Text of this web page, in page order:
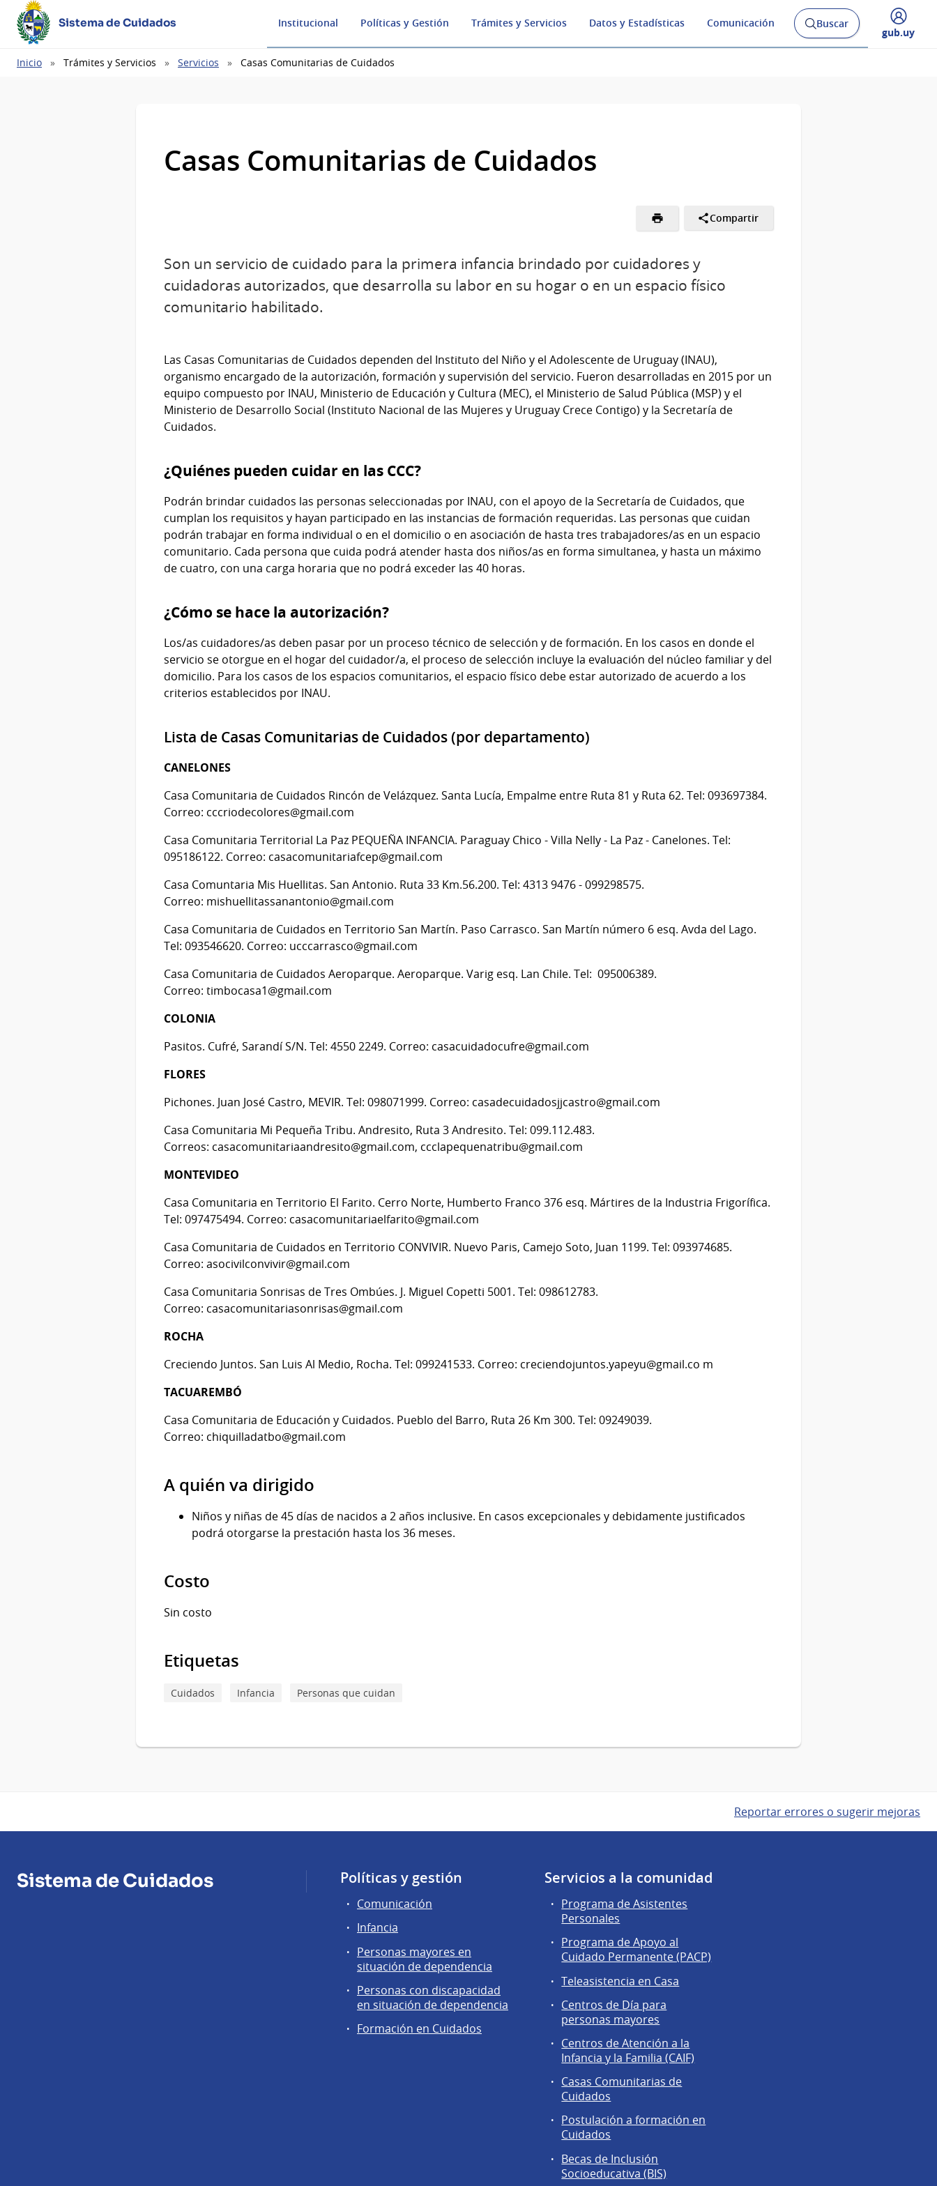
Sistema de Cuidados Institucional Políticas y Gestión Trámites y Servicios Datos y Estadísticas Comunicación
Abrir
buscador
Buscar
Desplegar
gub.uy
Ruta
Inicio Trámites y Servicios Servicios Casas Comunitarias de Cuidados
Casas Comunitarias de Cuidados
Compartir
Son un servicio de cuidado para la primera infancia brindado por cuidadores y
cuidadoras autorizados, que desarrolla su labor en su hogar o en un espacio físico
comunitario habilitado.
Las Casas Comunitarias de Cuidados dependen del Instituto del Niño y el Adolescente de Uruguay (INAU),
organismo encargado de la autorización, formación y supervisión del servicio. Fueron desarrolladas en 2015 por un
equipo compuesto por INAU, Ministerio de Educación y Cultura (MEC), el Ministerio de Salud Pública (MSP) y el
Ministerio de Desarrollo Social (Instituto Nacional de las Mujeres y Uruguay Crece Contigo) y la Secretaría de
Cuidados.
¿Quiénes pueden cuidar en las CCC?
Podrán brindar cuidados las personas seleccionadas por INAU, con el apoyo de la Secretaría de Cuidados, que
cumplan los requisitos y hayan participado en las instancias de formación requeridas. Las personas que cuidan
podrán trabajar en forma individual o en el domicilio o en asociación de hasta tres trabajadores/as en un espacio
comunitario. Cada persona que cuida podrá atender hasta dos niños/as en forma simultanea, y hasta un máximo
de cuatro, con una carga horaria que no podrá exceder las 40 horas.
¿Cómo se hace la autorización?
Los/as cuidadores/as deben pasar por un proceso técnico de selección y de formación. En los casos en donde el
servicio se otorgue en el hogar del cuidador/a, el proceso de selección incluye la evaluación del núcleo familiar y del
domicilio. Para los casos de los espacios comunitarios, el espacio físico debe estar autorizado de acuerdo a los
criterios establecidos por INAU.
Lista de Casas Comunitarias de Cuidados (por departamento)
CANELONES
Casa Comunitaria de Cuidados Rincón de Velázquez. Santa Lucía, Empalme entre Ruta 81 y Ruta 62. Tel: 093697384.
Correo: cccriodecolores@gmail.com
Casa Comunitaria Territorial La Paz PEQUEÑA INFANCIA. Paraguay Chico - Villa Nelly - La Paz - Canelones. Tel:
095186122. Correo: casacomunitariafcep@gmail.com
Casa Comuntaria Mis Huellitas. San Antonio. Ruta 33 Km.56.200. Tel: 4313 9476 - 099298575.
Correo: mishuellitassanantonio@gmail.com
Casa Comunitaria de Cuidados en Territorio San Martín. Paso Carrasco. San Martín número 6 esq. Avda del Lago.
Tel: 093546620. Correo: ucccarrasco@gmail.com
Casa Comunitaria de Cuidados Aeroparque. Aeroparque. Varig esq. Lan Chile. Tel: 095006389.
Correo: timbocasa1@gmail.com
COLONIA
Pasitos. Cufré, Sarandí S/N. Tel: 4550 2249. Correo: casacuidadocufre@gmail.com
FLORES
Pichones. Juan José Castro, MEVIR. Tel: 098071999. Correo: casadecuidadosjjcastro@gmail.com
Casa Comunitaria Mi Pequeña Tribu. Andresito, Ruta 3 Andresito. Tel: 099.112.483.
Correos: casacomunitariaandresito@gmail.com, ccclapequenatribu@gmail.com
MONTEVIDEO
Casa Comunitaria en Territorio El Farito. Cerro Norte, Humberto Franco 376 esq. Mártires de la Industria Frigorífica.
Tel: 097475494. Correo: casacomunitariaelfarito@gmail.com
Casa Comunitaria de Cuidados en Territorio CONVIVIR. Nuevo Paris, Camejo Soto, Juan 1199. Tel: 093974685.
Correo: asocivilconvivir@gmail.com
Casa Comunitaria Sonrisas de Tres Ombúes. J. Miguel Copetti 5001. Tel: 098612783.
Correo: casacomunitariasonrisas@gmail.com
ROCHA
Creciendo Juntos. San Luis Al Medio, Rocha. Tel: 099241533. Correo: creciendojuntos.yapeyu@gmail.co m
TACUAREMBÓ
Casa Comunitaria de Educación y Cuidados. Pueblo del Barro, Ruta 26 Km 300. Tel: 09249039.
Correo: chiquilladatbo@gmail.com
A quién va dirigido
Niños y niñas de 45 días de nacidos a 2 años inclusive. En casos excepcionales y debidamente justificados
podrá otorgarse la prestación hasta los 36 meses.
Costo
Sin costo
Etiquetas
Cuidados Infancia Personas que cuidan
Reportar errores o sugerir mejoras
Sistema de Cuidados Políticas y gestión
Comunicación
Infancia
Personas mayores en
situación de dependencia
Personas con discapacidad
en situación de dependencia
Formación en Cuidados
Servicios a la comunidad
Programa de Asistentes
Personales
Programa de Apoyo al
Cuidado Permanente (PACP)
Teleasistencia en Casa
Centros de Día para
personas mayores
Centros de Atención a la
Infancia y la Familia (CAIF)
Casas Comunitarias de
Cuidados
Postulación a formación en
Cuidados
Becas de Inclusión
Socioeducativa (BIS)